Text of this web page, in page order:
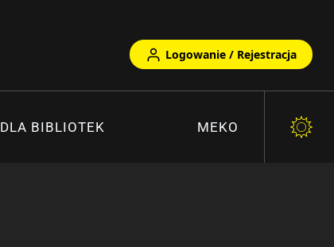
Logowanie / Rejestracja
DLA BIBLIOTEK MEKO